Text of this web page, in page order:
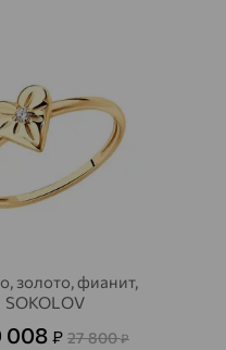
золото, фианит,
SOKOLOV
008 ₽ 27 800₽